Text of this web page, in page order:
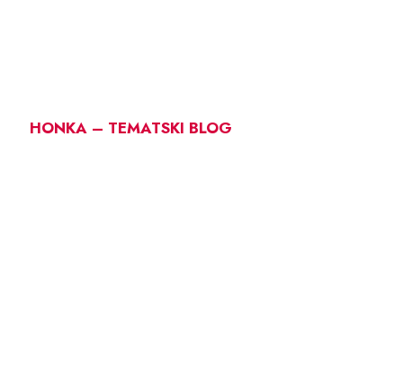
HONKA – TEMATSKI BLOG